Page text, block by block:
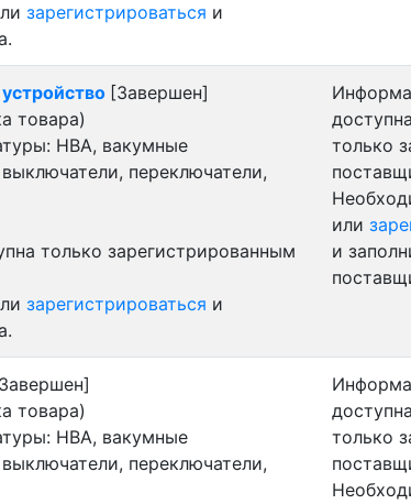
зарегистрироваться и
[Завершен]
товара)
НВА, вакумные
переключатели,
только зарегистрированным
зарегистрироваться и
доступна
только
или
и
товара)
НВА, вакумные
переключатели,
доступна
только